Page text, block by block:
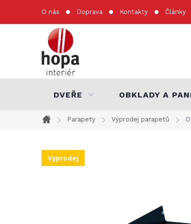
O nás Doprava Kontakty Články
DVEŘE OBKLADY A
Domů
Parapety Výprodej parapetů
Výprodej